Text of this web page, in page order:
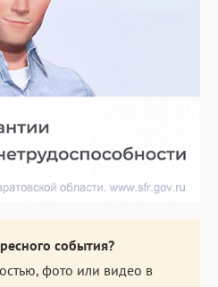
события?
фото или видео в